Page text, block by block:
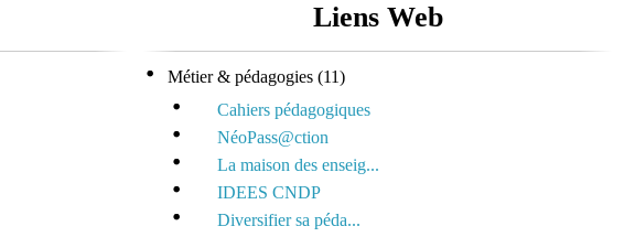
Liens Web
Métier & pédagogies (11)
Cahiers pédagogiques
NéoPass@ction
La maison des enseig...
IDEES CNDP
Diversifier sa péda...